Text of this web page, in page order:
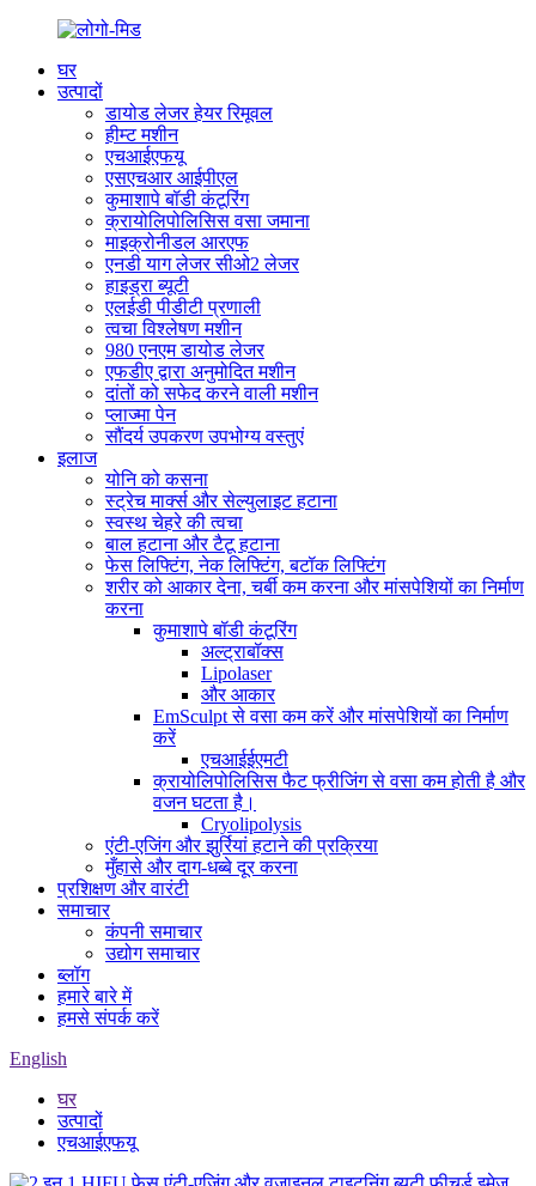
घर
उत्पादों
डायोड लेजर हेयर रिमूवल
हीम्ट मशीन
एचआईएफयू
एसएचआर आईपीएल
कुमाशापे बॉडी कंटूरिंग
क्रायोलिपोलिसिस वसा जमाना
माइक्रोनीडल आरएफ
एनडी याग लेजर सीओ2 लेजर
हाइड्रा ब्यूटी
एलईडी पीडीटी प्रणाली
त्वचा विश्लेषण मशीन
980 एनएम डायोड लेजर
एफडीए द्वारा अनुमोदित मशीन
दांतों को सफेद करने वाली मशीन
प्लाज्मा पेन
सौंदर्य उपकरण उपभोग्य वस्तुएं
इलाज
योनि को कसना
स्ट्रेच मार्क्स और सेल्युलाइट हटाना
स्वस्थ चेहरे की त्वचा
बाल हटाना और टैटू हटाना
फेस लिफ्टिंग, नेक लिफ्टिंग, बटॉक लिफ्टिंग
शरीर को आकार देना, चर्बी कम करना और मांसपेशियों का निर्माण
करना
कुमाशापे बॉडी कंटूरिंग
अल्ट्राबॉक्स
Lipolaser
और आकार
EmSculpt से वसा कम करें और मांसपेशियों का निर्माण
करें
एचआईईएमटी
क्रायोलिपोलिसिस फैट फ्रीजिंग से वसा कम होती है और
वजन घटता है।
Cryolipolysis
एंटी-एजिंग और झुर्रियां हटाने की प्रक्रिया
मुँहासे और दाग-धब्बे दूर करना
प्रशिक्षण और वारंटी
समाचार
कंपनी समाचार
उद्योग समाचार
ब्लॉग
हमारे बारे में
हमसे संपर्क करें
English
घर
उत्पादों
एचआईएफयू